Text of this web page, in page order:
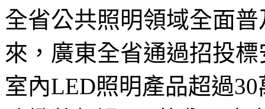
全省公共照明領域全面
來，廣東全省通過招投
室內LED照明產品超過